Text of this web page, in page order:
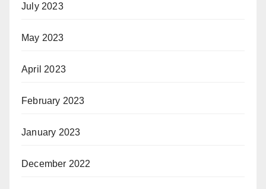
July 2023
May 2023
April 2023
February 2023
January 2023
December 2022